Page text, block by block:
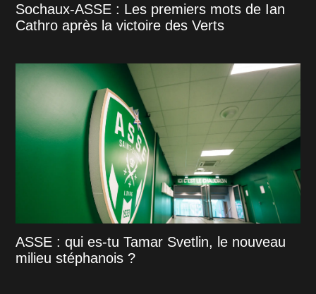
Sochaux-ASSE : Les premiers mots de Ian
Cathro après la victoire des Verts
ASSE : qui es-tu Tamar Svetlin, le nouveau
milieu stéphanois ?